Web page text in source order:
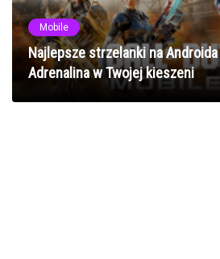
Mobile
Najlepsze strzelanki na
Adrenalina w Twojej kieszeni